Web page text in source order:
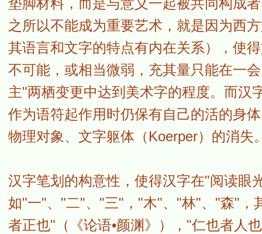
垫脚材料，而是与意义一起被共同构成
之所以不能成为重要艺术，就是因为西
其语言和文字的特点有内在关系），使
不可能，或相当微弱，充其量只能在一
主"两栖变更中达到美术字的程度。而汉
作为语符起作用时仍保有自己的活的身
物理对象、文字躯体（Koerper）的消失
汉字笔划的构意性，使得汉字在"阅读眼
如"一"、"二"、"三"，"木"、"林"、"森"，
者正也"（《论语•颜渊》），"仁也者人